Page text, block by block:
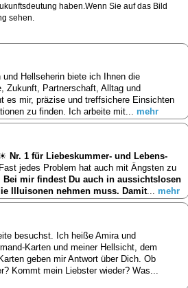
haben.Wenn Sie auf das Bild
sehen.
Hellseherin biete ich Ihnen die
Zukunft, Partnerschaft, Alltag und
es mir, präzise und treffsichere Einsichten
zu finden. Ich arbeite mit... mehr
Nr. 1 für Liebeskummer- und Lebens-
jedes Problem hat auch mit Ängsten zu
Bei mir findest Du auch in aussichtslosen
Illuisonen nehmen muss. Damit... mehr
besuchst. Ich heiße Amira und
Karten und meiner Hellsicht, dem
geben mir Antwort über Dich. Ob
Kommt mein Liebster wieder? Was...